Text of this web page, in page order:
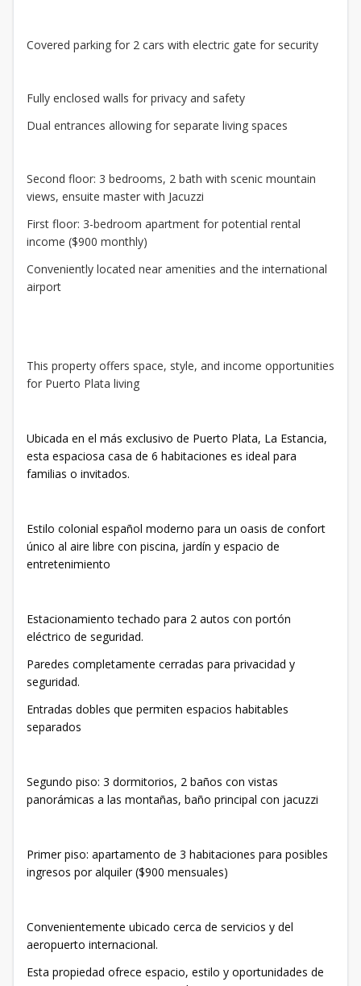
Covered parking for 2 cars with electric gate for security
Fully enclosed walls for privacy and safety
Dual entrances allowing for separate living spaces
Second floor: 3 bedrooms, 2 bath with scenic mountain
views, ensuite master with Jacuzzi
First floor: 3-bedroom apartment for potential rental
income ($900 monthly)
Conveniently located near amenities and the international
airport
This property offers space, style, and income opportunities
for Puerto Plata living
Ubicada en el más exclusivo de Puerto Plata, La Estancia,
esta espaciosa casa de 6 habitaciones es ideal para
familias o invitados.
Estilo colonial español moderno para un oasis de confort
único al aire libre con piscina, jardín y espacio de
entretenimiento
Estacionamiento techado para 2 autos con portón
eléctrico de seguridad.
Paredes completamente cerradas para privacidad y
seguridad.
Entradas dobles que permiten espacios habitables
separados
Segundo piso: 3 dormitorios, 2 baños con vistas
panorámicas a las montañas, baño principal con jacuzzi
Primer piso: apartamento de 3 habitaciones para posibles
ingresos por alquiler ($900 mensuales)
Convenientemente ubicado cerca de servicios y del
aeropuerto internacional.
Esta propiedad ofrece espacio, estilo y oportunidades de